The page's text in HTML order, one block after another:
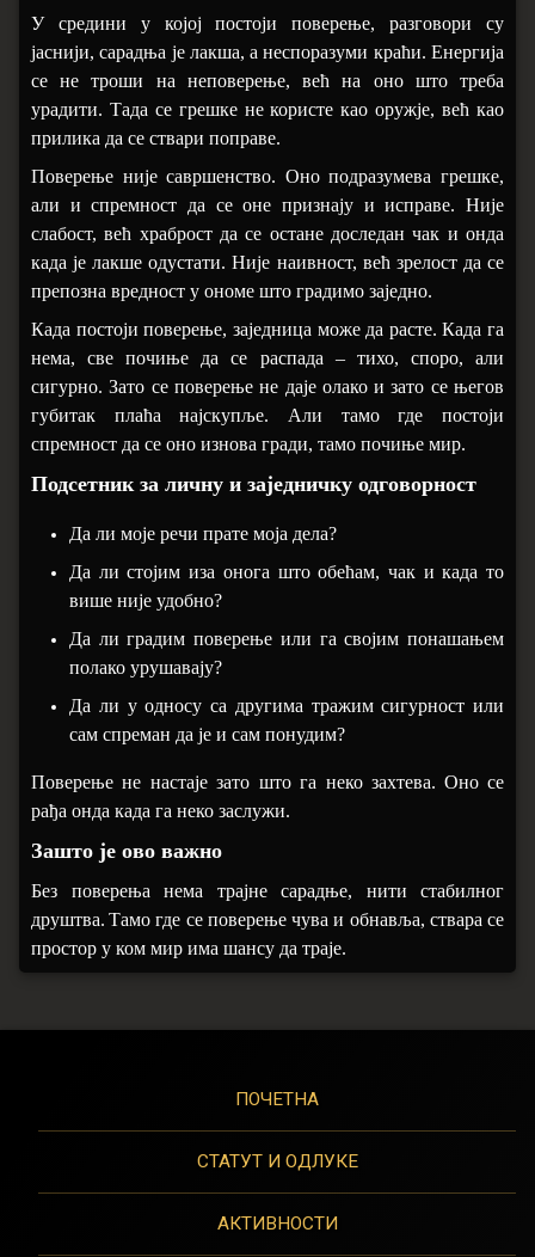
У средини у којој постоји поверење, разговори су
јаснији, сарадња је лакша, а неспоразуми краћи. Енергија
се не троши на неповерење, већ на оно што треба
урадити. Тада се грешке не користе као оружје, већ као
прилика да се ствари поправе.
Поверење није савршенство. Оно подразумева грешке,
али и спремност да се оне признају и исправе. Није
слабост, већ храброст да се остане доследан чак и онда
када је лакше одустати. Није наивност, већ зрелост да се
препозна вредност у ономе што градимо заједно.
Када постоји поверење, заједница може да расте. Када га
нема, све почиње да се распада –тихо, споро, али
сигурно. Зато се поверење не даје олако и зато се његов
губитак плаћа најскупље. Али тамо где постоји
спремност да се оно изнова гради, тамо почиње мир.
Подсетник за личну и заједничку одговорност
Да ли моје речи прате моја дела?
Да ли стојим иза онога што обећам, чак и када то
више није удобно?
Да ли градим поверење или га својим понашањем
полако урушавају?
Да ли у односу са другима тражим сигурност или
сам спреман да је и сам понудим?
Поверење не настаје зато што га неко захтева. Оно се
рађа онда када га неко заслужи.
Зашто је ово важно
Без поверења нема трајне сарадње, нити стабилног
друштва. Тамо где се поверење чува и обнавља, ствара се
простор у ком мир има шансу да траје.
ПОЧЕТНА
СТАТУТ И ОДЛУКЕ
АКТИВНОСТИ